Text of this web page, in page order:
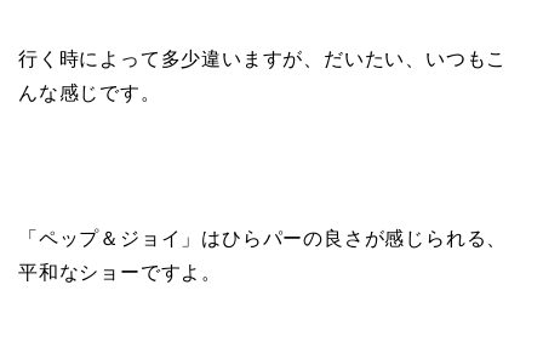
行く時によって多少違いますが、だいたい、いつもこ
んな感じです。
「ペップ＆ジョイ」はひらパーの良さが感じられる、
平和なショーですよ。